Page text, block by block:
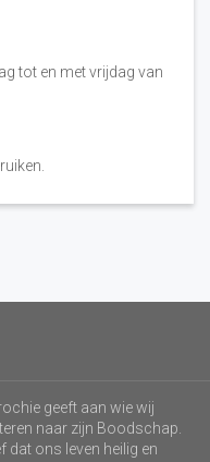
tot en met vrijdag van
geeft aan wie wij
naar zijn Boodschap.
dat ons leven heilig en